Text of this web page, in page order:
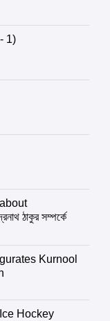
1)
ঠাকুর সম্পর্কে
Kurnool
Hockey